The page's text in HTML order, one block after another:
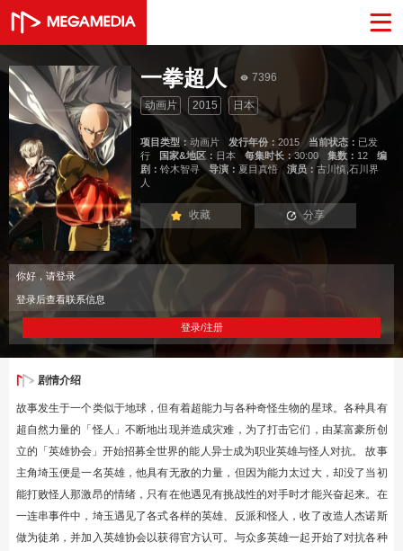
一拳超人 7396
动画片 2015 日本
项目类型： 动画片 发行年份： 2015 当前状态： 已发
行
国家&地区： 日本 每集时长：30:00 集数： 12
编
剧： 铃木智寻 导演： 夏目真悟 演员： 古川慎,石川界
人
收藏 分享
你好，请登录
登录后查看联系信息
登录/注册
剧情介绍
故事发生于一个类似于地球，但有着超能力与各种奇怪生物的星球。各种具有
超自然力量的「怪人」不断地出现并造成灾难，为了打击它们，由某富豪所创
立的「英雄协会」开始招募全世界的能人异士成为职业英雄与怪人对抗。 故事
主角埼玉便是一名英雄，他具有无敌的力量，但因为能力太过大，却没了当初
能打败怪人那激昂的情绪，只有在他遇见有挑战性的对手时才能兴奋起来。在
一连串事件中，埼玉遇见了各式各样的英雄、反派和怪人，收了改造人杰诺斯
做为徒弟，并加入英雄协会以获得官方认可。与众多英雄一起开始了对抗各种